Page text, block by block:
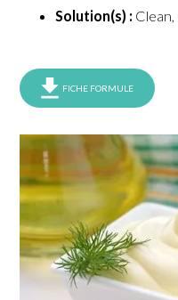
Solution(s) :
FICHE FORMULE